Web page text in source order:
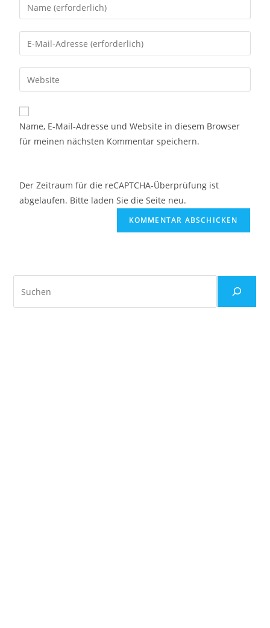
Name, E-Mail-Adresse und Website in diesem Browser
für meinen nächsten Kommentar speichern.
Der Zeitraum für die reCAPTCHA-Überprüfung ist
abgelaufen. Bitte laden Sie die Seite neu.